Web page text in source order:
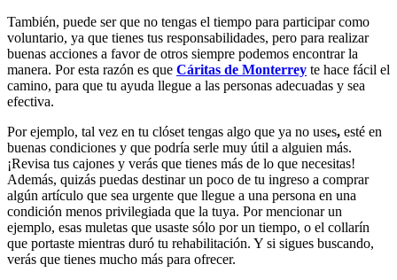
También, puede ser que no tengas el tiempo para participar como
voluntario, ya que tienes tus responsabilidades, pero para realizar
buenas acciones a favor de otros siempre podemos encontrar la
manera. Por esta razón es que Cáritas de Monterrey te hace fácil el
camino, para que tu ayuda llegue a las personas adecuadas y sea
efectiva.
Por ejemplo, tal vez en tu clóset tengas algo que ya no uses, esté en
buenas condiciones y que podría serle muy útil a alguien más.
¡Revisa tus cajones y verás que tienes más de lo que necesitas!
Además, quizás puedas destinar un poco de tu ingreso a comprar
algún artículo que sea urgente que llegue a una persona en una
condición menos privilegiada que la tuya. Por mencionar un
ejemplo, esas muletas que usaste sólo por un tiempo, o el collarín
que portaste mientras duró tu rehabilitación. Y si sigues buscando,
verás que tienes mucho más para ofrecer.